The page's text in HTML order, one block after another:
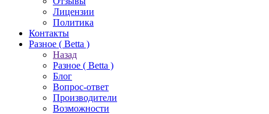
Лицензии
Политика
Контакты
Разное ( Betta )
Назад
Разное ( Betta )
Блог
Вопрос-ответ
Производители
Возможности